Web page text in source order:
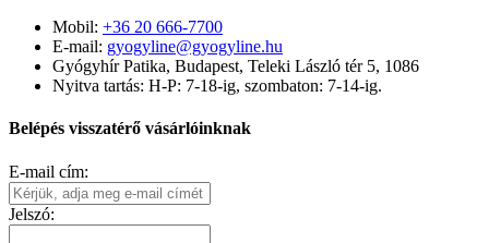
Mobil: +36 20 666-7700
E-mail: gyogyline@gyogyline.hu
Gyógyhír Patika, Budapest, Teleki László tér 5, 1086
Nyitva tartás: H-P: 7-18-ig, szombaton: 7-14-ig.
Belépés visszatérő vásárlóinknak
E-mail cím:
Jelszó: